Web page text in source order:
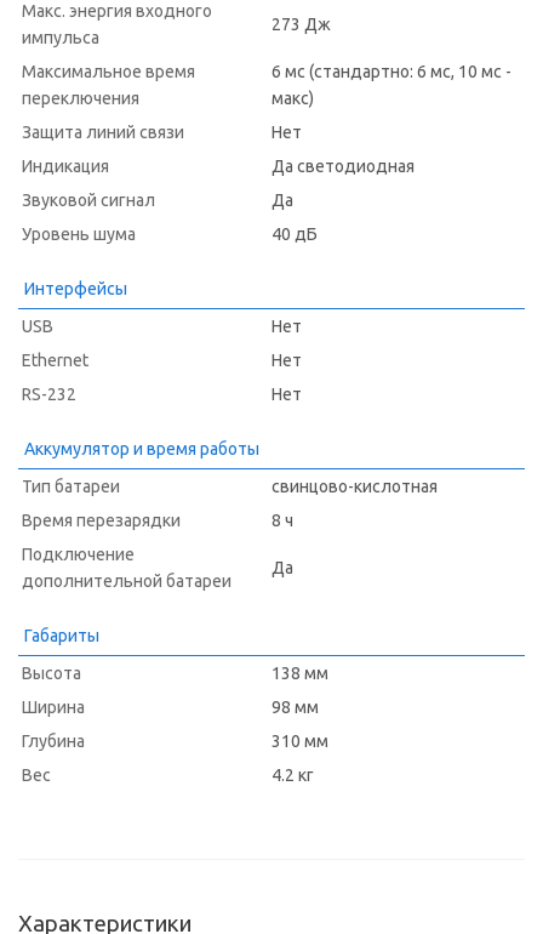
Макс. энергия входного
импульса
273 Дж
Максимальное время
переключения
6 мс (cтандартно: 6 мс, 10 мс -
макс)
Защита линий связи
Нет
Индикация
Да светодиодная
Звуковой сигнал
Да
Уровень шума
40 дБ
Интерфейсы
USB
Нет
Ethernet
Нет
RS-232
Нет
Аккумулятор и время работы
Тип батареи
свинцово-кислотная
Время перезарядки
8 ч
Подключение
дополнительной батареи
Да
Габариты
Высота
138 мм
Ширина
98 мм
Глубина
310 мм
Вес
4.2 кг
Характеристики